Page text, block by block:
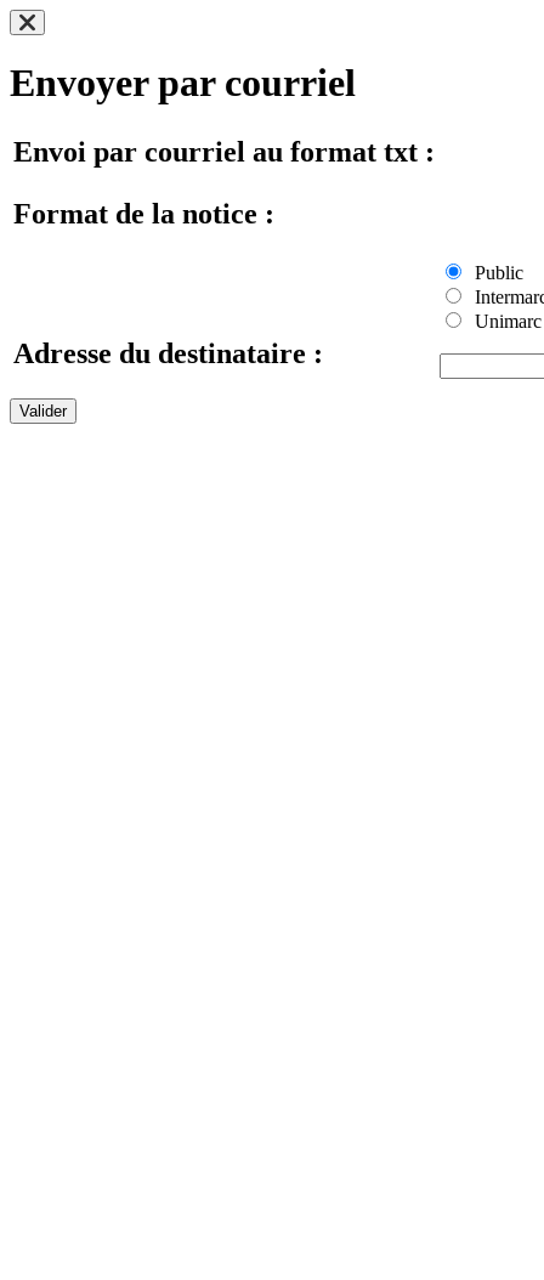
Envoyer par courriel
Envoi par courriel au format txt :
Format de la notice :
Public
Unimarc
Adresse du destinataire :